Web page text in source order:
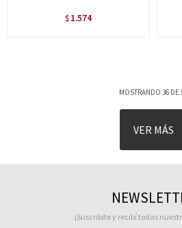
$ 1.574
MOSTRANDO 36 DE
VER MÁS
¡Suscribite y recibí todas